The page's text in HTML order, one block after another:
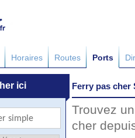
Horaires Routes Ports
Ferry pas cher
Trouvez
cher